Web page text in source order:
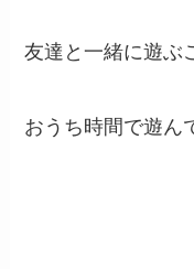
友達と一緒に遊ぶ
おうち時間で遊ん